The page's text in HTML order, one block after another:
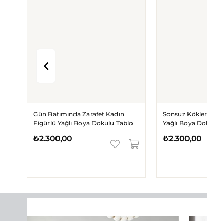
Zarafet Kadın
Yağlı Boya Dokulu Tablo
Sonsuz Kökler Siyah Gold Ağaç
Yağlı Boya Dokulu Tablo
₺2.300,00